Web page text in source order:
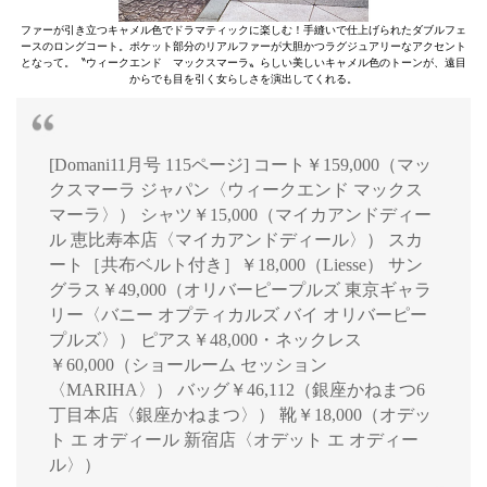
ファーが引き立つキャメル色でドラマティックに楽しむ！手縫いで仕上げられたダブルフェ
ースのロングコート。ポケット部分のリアルファーが大胆かつラグジュアリーなアクセント
となって。〝ウィークエンド マックスマーラ〟らしい美しいキャメル色のトーンが、遠目
からでも目を引く女らしさを演出してくれる。
[Domani11月号 115ページ] コート￥159,000（マッ
クスマーラ ジャパン〈ウィークエンド マックス
マーラ〉） シャツ￥15,000（マイカアンドディー
ル 恵比寿本店〈マイカアンドディール〉） スカ
ート［共布ベルト付き］￥18,000（Liesse） サン
グラス￥49,000（オリバーピープルズ 東京ギャラ
リー〈バニー オプティカルズ バイ オリバーピー
プルズ〉） ピアス￥48,000・ネックレス
￥60,000（ショールーム セッション
〈MARIHA〉） バッグ￥46,112（銀座かねまつ6
丁目本店〈銀座かねまつ〉） 靴￥18,000（オデッ
ト エ オディール 新宿店〈オデット エ オディー
ル〉）